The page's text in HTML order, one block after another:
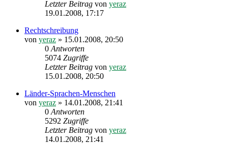
Letzter Beitrag von yeraz
19.01.2008, 17:17
Rechtschreibung
von yeraz » 15.01.2008, 20:50
0 Antworten
5074 Zugriffe
Letzter Beitrag von yeraz
15.01.2008, 20:50
Länder-Sprachen-Menschen
von yeraz » 14.01.2008, 21:41
0 Antworten
5292 Zugriffe
Letzter Beitrag von yeraz
14.01.2008, 21:41